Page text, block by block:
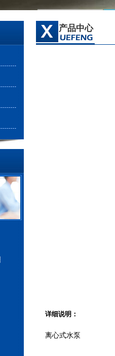
产品中心
详细说明：
离心式水泵